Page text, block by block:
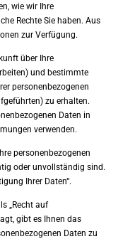
wie wir Ihre
Rechte Sie haben. Aus
zur Verfügung.
über Ihre
und bestimmte
personenbezogenen
zu erhalten.
Daten in
verwenden.
personenbezogenen
oder unvollständig sind.
Ihrer Daten“.
„Recht auf
gibt es Ihnen das
Daten zu